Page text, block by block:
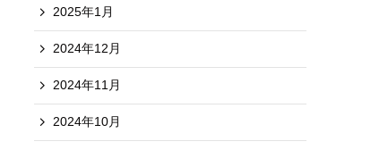
2025年1月
2024年12月
2024年11月
2024年10月